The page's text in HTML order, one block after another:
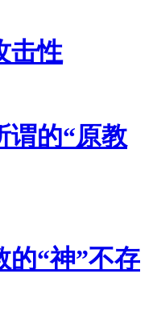
击性
谓的“原教
的“神”不存